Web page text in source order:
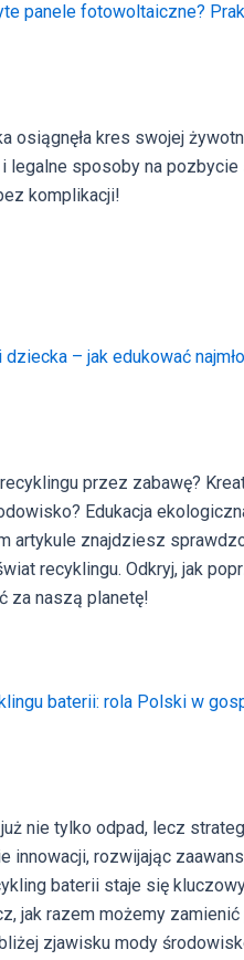
panele fotowoltaiczne?
osiągnęła kres swojej
legalne sposoby na
komplikacji!
– jak edukować
przez zabawę?
Edukacja
artykule znajdziesz
recyklingu. Odkryj, jak
za naszą planetę!
baterii: rola Polski w
nie tylko odpad, lecz
innowacji, rozwijając
baterii staje się
jak razem możemy
zjawisku mody